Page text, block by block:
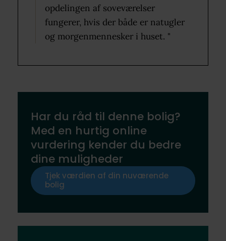
opdelingen af soveværelser
fungerer, hvis der både er natugler
og morgenmennesker i huset. "
Har du råd til denne bolig?
Med en hurtig online
vurdering kender du bedre
dine muligheder
Tjek værdien af din nuværende
bolig